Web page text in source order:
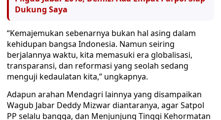
Dukung Saya
“Kemajemukan sebenarnya bukan hal asing dalam
kehidupan bangsa Indonesia. Namun seiring
berjalannya waktu, kita memasuki era globalisasi,
transparansi, dan reformasi yang seolah sedang
menguji kedaulatan kita,” ungkapnya.
Adapun arahan Mendagri lainnya yang disampaikan
Wagub Jabar Deddy Mizwar diantaranya, agar Satpol
PP selalu bangga, dan Menjunjung Tinggi Kehormatan